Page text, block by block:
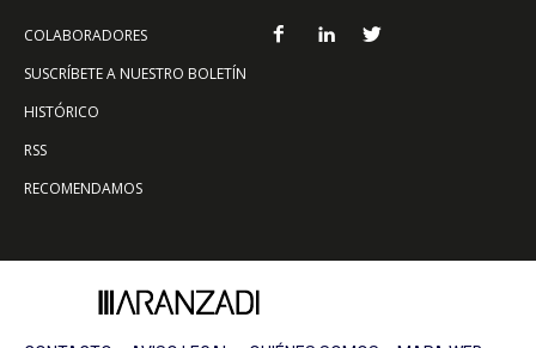
COLABORADORES
SUSCRÍBETE A NUESTRO BOLETÍN
HISTÓRICO
RSS
RECOMENDAMOS